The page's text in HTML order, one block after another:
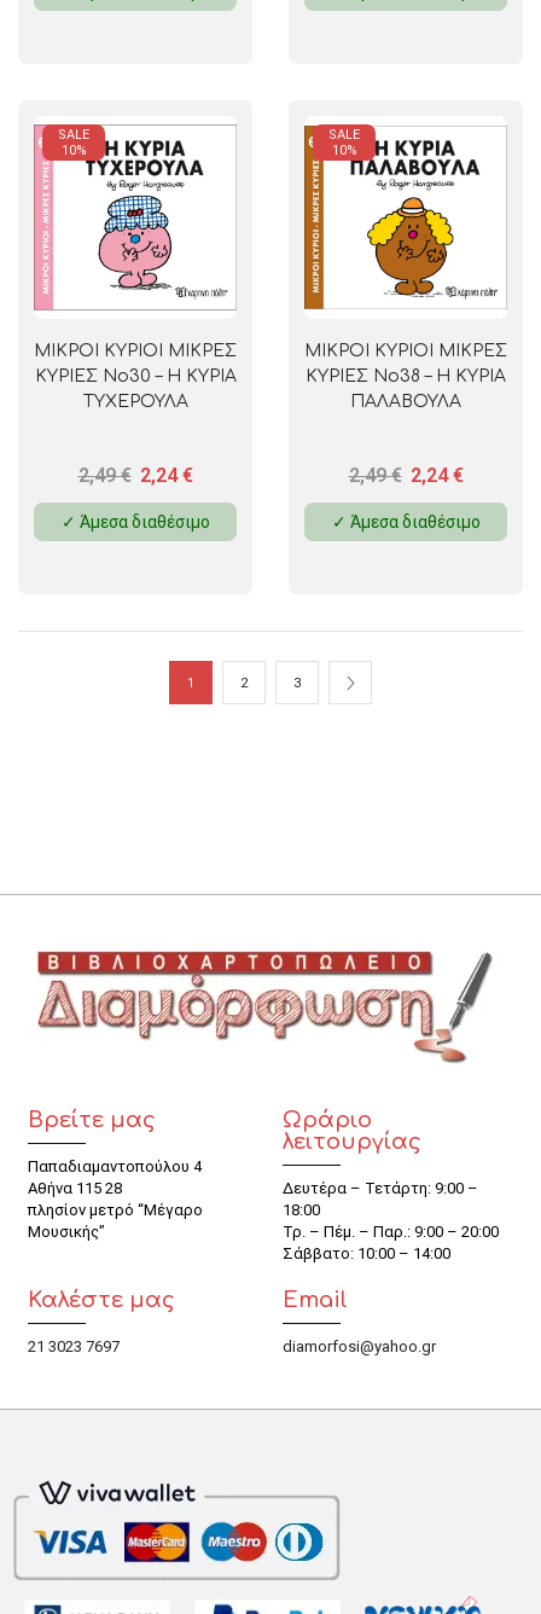
SALE
10%
ΜΙΚΡΟΙ ΚΥΡΙΟΙ ΜΙΚΡΕΣ
ΚΥΡΙΕΣ No30 – Η ΚΥΡΙΑ
ΤΥΧΕΡΟΥΛΑ
2,49€ 2,24€
✓ Άμεσα διαθέσιμο
SALE
10%
ΜΙΚΡΟΙ ΚΥΡΙΟΙ ΜΙΚΡΕΣ
ΚΥΡΙΕΣ No38 – Η ΚΥΡΙΑ
ΠΑΛΑΒΟΥΛΑ
2,49€ 2,24€
✓ Άμεσα διαθέσιμο
1 2 3
Βρείτε μας
Παπαδιαμαντοπούλου 4
Αθήνα 115 28
πλησίον μετρό “Μέγαρο
Μουσικής”
Ωράριο
λειτουργίας
Δευτέρα – Τετάρτη: 9:00 –
18:00
Τρ. – Πέμ. – Παρ.: 9:00 – 20:00
Σάββατο: 10:00 – 14:00
Καλέστε μας
21 3023 7697
Email
diamorfosi@yahoo.gr